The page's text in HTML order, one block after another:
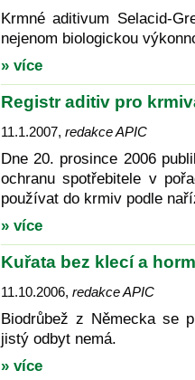
Krmné aditivum Selacid-
nejenom biologickou
» více
Registr aditiv pro
11.1.2007, redakce APIC
Dne 20. prosince 2006
ochranu spotřebitele v
používat do krmiv podle
» více
Kuřata bez klecí a
11.10.2006, redakce APIC
Biodrůbež z Německa se
jistý odbyt nemá.
» více